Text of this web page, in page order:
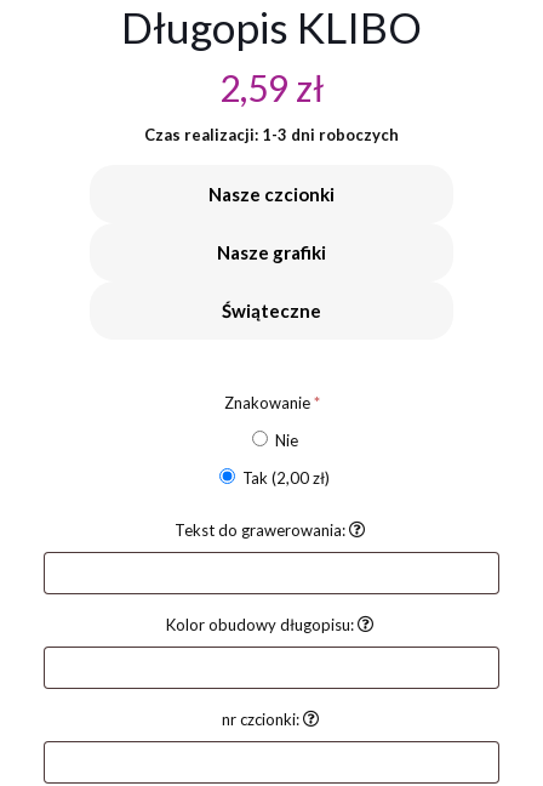
Długopis KLIBO
2,59 zł
Czas realizacji: 1-3 dni roboczych
Nasze czcionki
Nasze grafiki
Świąteczne
Znakowanie*
Nie
Tak(2,00 zł)
Tekst do grawerowania:
Kolor obudowy długopisu:
nr czcionki: